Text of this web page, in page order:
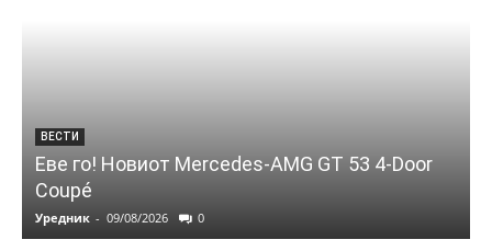
ВЕСТИ
Еве го! Новиот Mercedes‑AMG GT 53 4‑Door
Coupé
Уредник - 09/08/2026 0